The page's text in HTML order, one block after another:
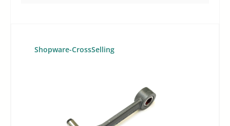
Produktgalerie überspringen
Shopware-CrossSelling